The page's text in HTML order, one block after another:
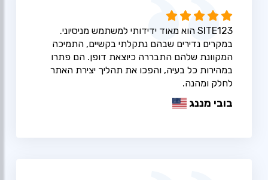
SITE123 הוא מאוד ידידותי למשתמש מניסיוני.
במקרים נדירים שבהם נתקלתי בקשיים, התמיכה
המקוונת שלהם התבררה כיוצאת דופן. הם פתרו
במהירות כל בעיה, והפכו את תהליך יצירת האתר
לחלק ומהנה.
בובי מננג